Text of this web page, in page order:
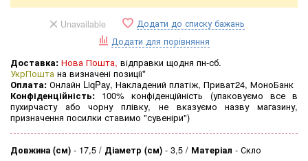
Unavailable
Додати до списку бажань
Додати для порівняння
Доставка: Нова Пошта, відправки щодня пн-сб.
УкрПошта на визначені позиції*
Оплата: Онлайн LiqPay, Накладений платіж, Приват24, МоноБанк
Конфіденційність: 100% конфіденційність (упаковуємо все в
пухирчасту або чорну плівку, не вказуємо назву магазину,
призначення посилки ставимо "сувеніри")
Довжина (см) - 17,5 Діаметр (см) - 3,5 Матеріал - Скло